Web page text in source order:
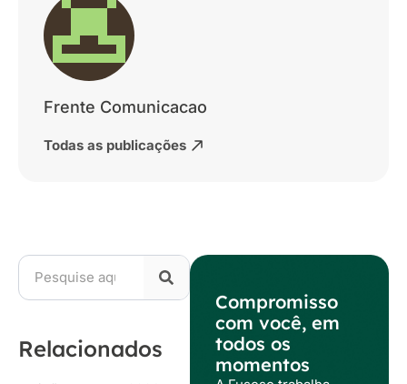
Frente Comunicacao
Todas as publicações
Relacionados
Compromisso
com você, em
todos os
momentos